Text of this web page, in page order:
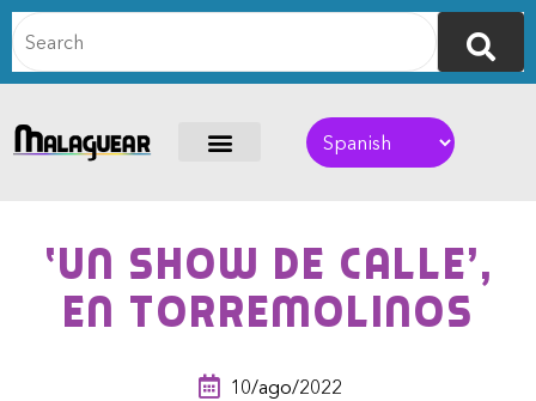
‘Un show de calle’,
en Torremolinos
10/ago/2022